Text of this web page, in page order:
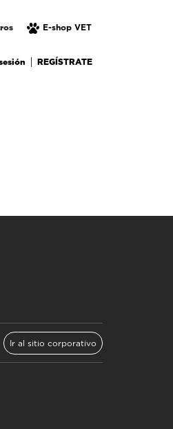
E-shop VET
REGÍSTRATE
Ir al sitio corporativo